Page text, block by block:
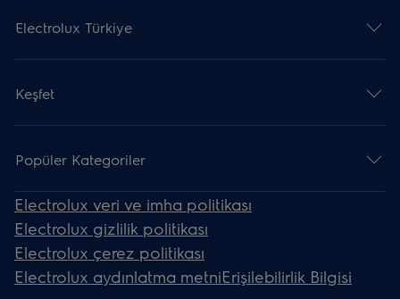
Electrolux Türkiye
Keşfet
Popüler Kategoriler
Electrolux veri ve imha politikası
Electrolux gizlilik politikası
Electrolux çerez politikası
Electrolux aydınlatma metniErişilebilirlik Bilgisi